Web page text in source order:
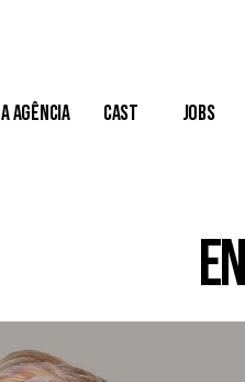
A Agência Cast Jobs